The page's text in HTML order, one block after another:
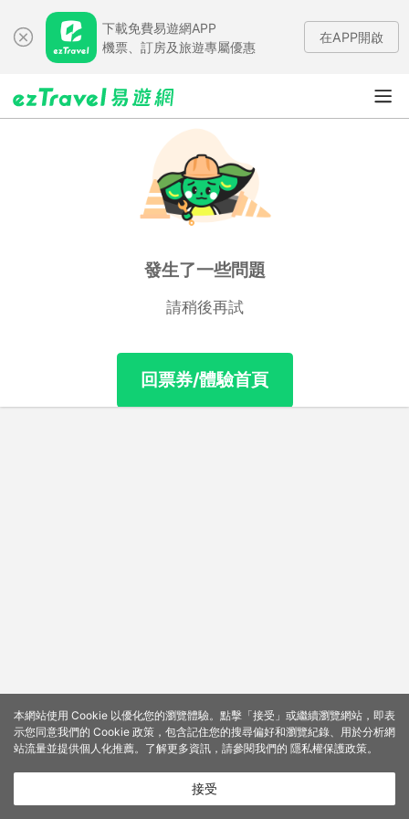
下載免費易遊網APP
機票、訂房及旅遊專屬優惠
在APP開啟
發生了一些問題
請稍後再試
回票券/體驗首頁
本網站使用 Cookie 以優化您的瀏覽體驗。點擊「接受」或繼續瀏覽網站，即表
示您同意我們的 Cookie 政策，包含記住您的搜尋偏好和瀏覽紀錄、用於分析網
站流量並提供個人化推薦。了解更多資訊，請參閱我們的 隱私權保護政策。
接受